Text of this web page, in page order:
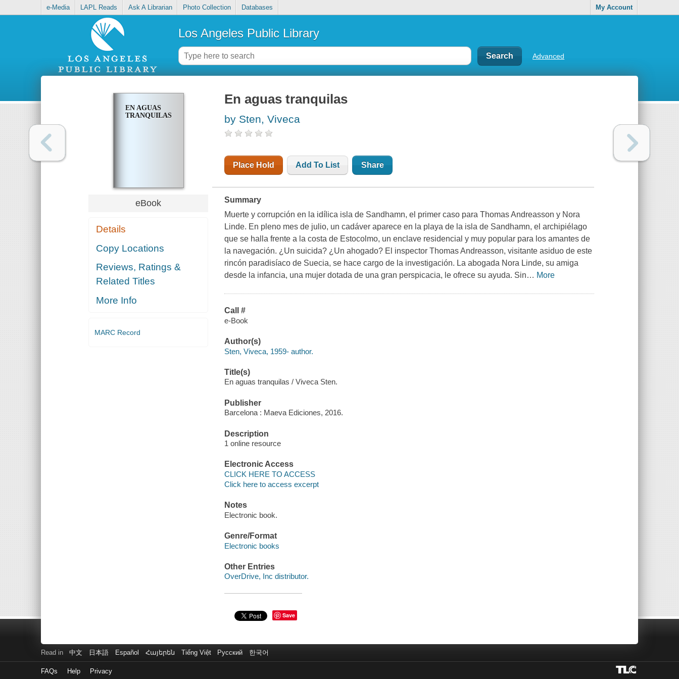
e-Media LAPL Reads Ask A Librarian Photo Collection Databases My Account
Los Angeles Public Library
Advanced
EN AGUAS
TRANQUILAS
eBook
Details
Copy Locations
Reviews, Ratings &
Related Titles
More Info
MARC Record
En aguas tranquilas
by Sten, Viveca
Place Hold Add To List Share
Summary
Muerte y corrupción en la idílica isla de Sandhamn, el primer caso para Thomas Andreasson y Nora
Linde. En pleno mes de julio, un cadáver aparece en la playa de la isla de Sandhamn, el archipiélago
que se halla frente a la costa de Estocolmo, un enclave residencial y muy popular para los amantes de
la navegación. ¿Un suicida? ¿Un ahogado? El inspector Thomas Andreasson, visitante asiduo de este
rincón paradisíaco de Suecia, se hace cargo de la investigación. La abogada Nora Linde, su amiga
desde la infancia, una mujer dotada de una gran perspicacia, le ofrece su ayuda. Sin… More
Call #
e-Book
Author(s)
Sten, Viveca, 1959- author.
Title(s)
En aguas tranquilas / Viveca Sten.
Publisher
Barcelona : Maeva Ediciones, 2016.
Description
1 online resource
Electronic Access
CLICK HERE TO ACCESS
Click here to access excerpt
Notes
Electronic book.
Genre/Format
Electronic books
Other Entries
OverDrive, Inc distributor.
Save
Read in 中文 日本語 Español Հայերեն Tiếng Việt Русский 한국어
FAQs Help Privacy